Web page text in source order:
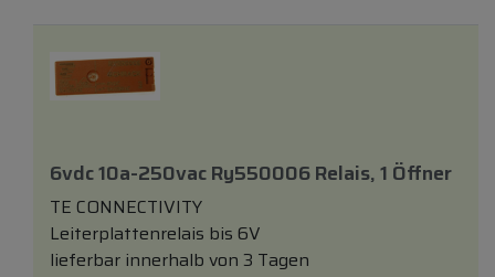
6vdc 10a-250vac Ry550006 Relais, 1 Öffner
TE CONNECTIVITY
Leiterplattenrelais bis 6V
lieferbar innerhalb von 3 Tagen